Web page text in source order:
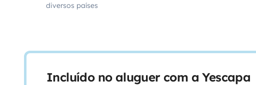
diversos países
Incluído no aluguer com a Yescapa